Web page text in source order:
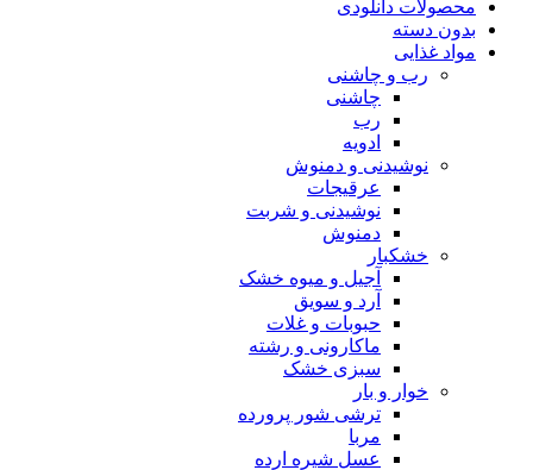
محصولات دانلودی
بدون دسته
مواد غذایی
رب و چاشنی
چاشنی
رب
ادویه
نوشیدنی و دمنوش
عرقیجات
نوشیدنی و شربت
دمنوش
خشکبار
آجیل و میوه خشک
آرد و سویق
حبوبات و غلات
ماکارونی و رشته
سبزی خشک
خوار و بار
ترشی شور پرورده
مربا
عسل شیره ارده